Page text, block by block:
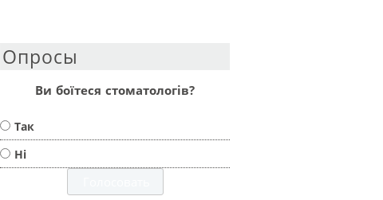
Опросы
Ви боїтеся стоматологів?
Так
Ні